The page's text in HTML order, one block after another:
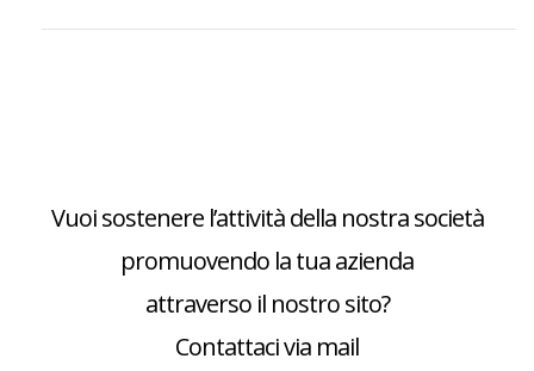
Vuoi sostenere l’attività della nostra società
promuovendo la tua azienda
attraverso il nostro sito?
Contattaci via mail